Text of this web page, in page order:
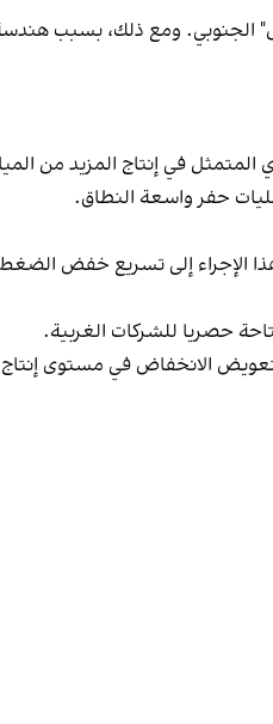
منصات وإنتاج 85 مليون متر مكعب من الغاز يوميا في المرحلة 12 من حقل "بارس"
الإجراء إلى تسريع خفض الضغط